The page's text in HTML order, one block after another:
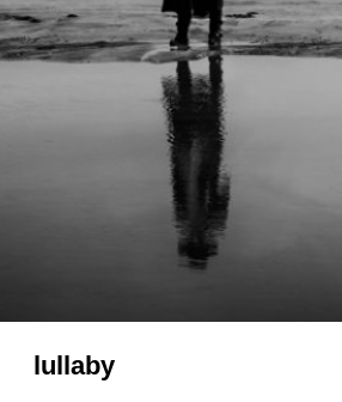
lullaby